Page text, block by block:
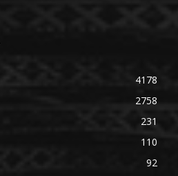
4178
2758
231
110
92